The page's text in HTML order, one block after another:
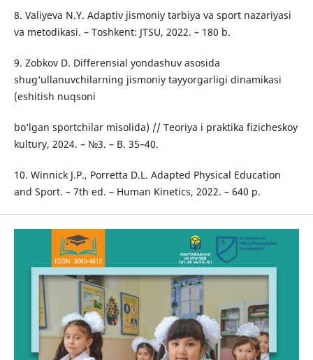
8. Valiyeva N.Y. Adaptiv jismoniy tarbiya va sport nazariyasi
va metodikasi. – Toshkent: JTSU, 2022. – 180 b.
9. Zobkov D. Differensial yondashuv asosida
shug‘ullanuvchilarning jismoniy tayyorgarligi dinamikasi
(eshitish nuqsoni
bo‘lgan sportchilar misolida) // Teoriya i praktika fizicheskoy
kultury, 2024. – №3. – B. 35–40.
10. Winnick J.P., Porretta D.L. Adapted Physical Education
and Sport. – 7th ed. – Human Kinetics, 2022. – 640 p.